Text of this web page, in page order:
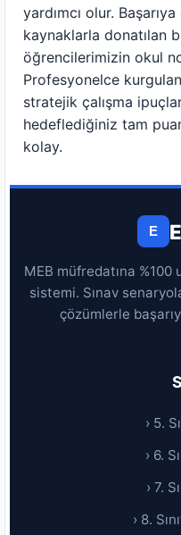
yardımcı olur.
kaynaklarla donatılan
öğrencilerimizin okul
Profesyonelce
stratejik çalışma
hedeflediğiniz tam
kolay.
E
MEB müfredatına %100
sistemi. Sınav
çözümlerle
› 5.
› 6.
› 7.
› 8.